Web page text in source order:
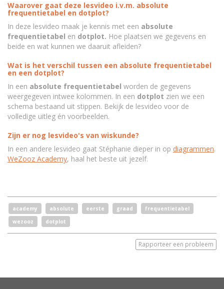
Waarover gaat deze lesvideo i.v.m. absolute
frequentietabel en dotplot?
In deze lesvideo maak je kennis met een absolute
frequentietabel en dotplot. Hoe plaatsen we gegevens en
beide en wat kunnen we daaruit afleiden?
Wat is het verschil tussen een absolute frequentietabel
en een dotplot?
In een absolute frequentietabel worden de gegevens
weergegeven intwee kolommen. In een dotplot zien we een
schema bestaand uit stippen. Bekijk de lesvideo voor de
volledige uitleg én voorbeelden.
Zijn er nog lesvideo's van wiskunde?
In een andere lesvideo gaat Stéphanie dieper in op diagrammen.
WeZooz Academy, haal het beste uit jezelf.
academy absolute eerste graad
frequentietabel
wezooz
dotplot
Rapporteer een probleem